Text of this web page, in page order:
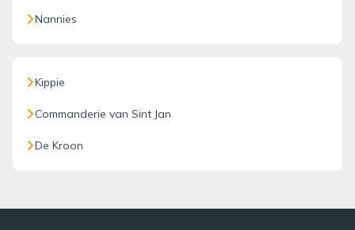
Nannies
Kippie
Commanderie van Sint Jan
De Kroon